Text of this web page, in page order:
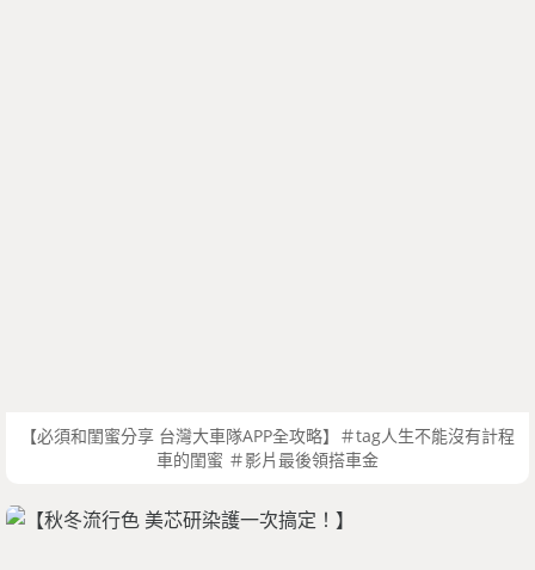
【必須和閨蜜分享 台灣大車隊APP全攻略】＃tag人生不能沒有計程
車的閨蜜 ＃影片最後領搭車金